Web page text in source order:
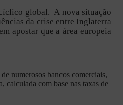
global. A nova situação
da crise entre Inglaterra
apostar que a área europeia
numerosos bancos comerciais,
calculada com base nas taxas de